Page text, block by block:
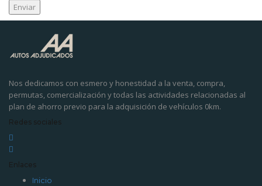
Nos dedicamos con esmero y honestidad a la venta, compra,
permutas, comercialización y todas las actividades relacionadas al
plan de ahorro previo para la adquisición de vehículos 0km.
Redes sociales
Enlaces
Inicio